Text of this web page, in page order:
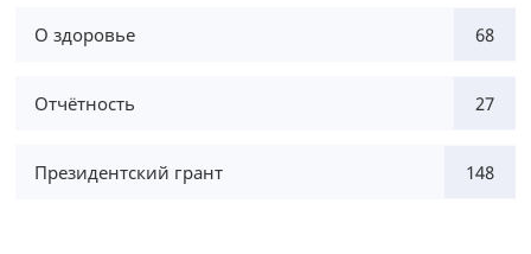
О здоровье 68
Отчётность 27
Президентский грант 148